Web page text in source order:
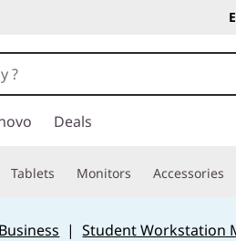
Deals
Tablets Monitors Accessories
|Student Workstation